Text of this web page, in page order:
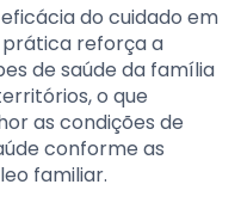
do cuidado em
prática reforça a
de saúde da família
o que
as condições de
conforme as
familiar.